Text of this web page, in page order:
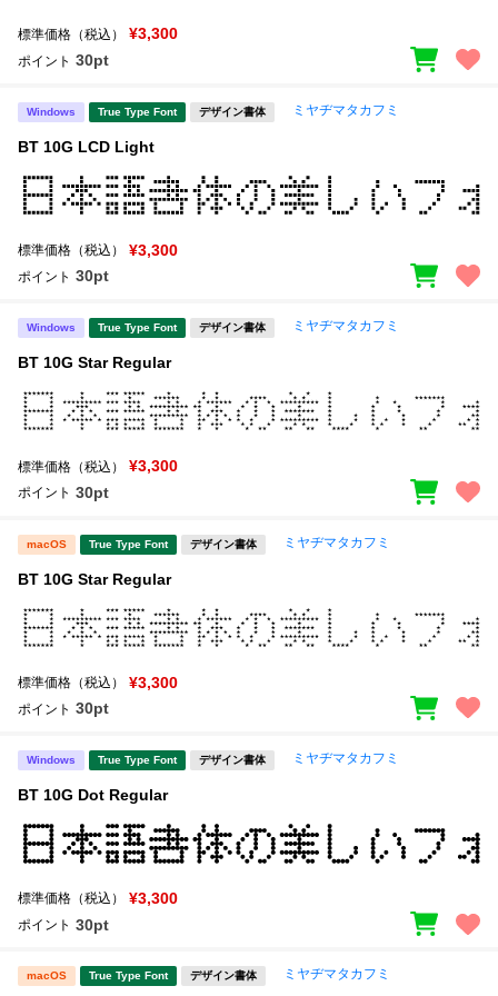
標準価格（税込） ¥3,300
ポイント 30pt
Windows True Type Font デザイン書体 ミヤヂマタカフミ
BT 10G LCD Light
標準価格（税込） ¥3,300
ポイント 30pt
Windows True Type Font デザイン書体 ミヤヂマタカフミ
BT 10G Star Regular
標準価格（税込） ¥3,300
ポイント 30pt
macOS True Type Font デザイン書体 ミヤヂマタカフミ
BT 10G Star Regular
標準価格（税込） ¥3,300
ポイント 30pt
Windows True Type Font デザイン書体 ミヤヂマタカフミ
BT 10G Dot Regular
標準価格（税込） ¥3,300
ポイント 30pt
macOS True Type Font デザイン書体 ミヤヂマタカフミ